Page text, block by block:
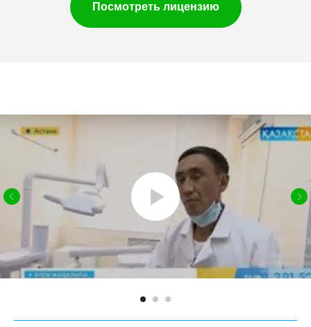
Посмотреть лицензию